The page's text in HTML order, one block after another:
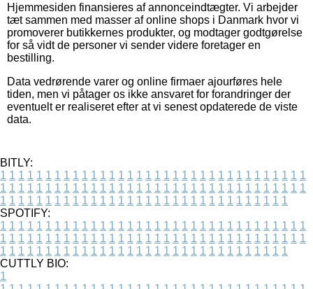
Hjemmesiden finansieres af annonceindtægter. Vi arbejder
tæt sammen med masser af online shops i Danmark hvor vi
promoverer butikkernes produkter, og modtager godtgørelse
for så vidt de personer vi sender videre foretager en
bestilling.
Data vedrørende varer og online firmaer ajourføres hele
tiden, men vi påtager os ikke ansvaret for forandringer der
eventuelt er realiseret efter at vi senest opdaterede de viste
data.
BITLY:
1 1 1 1 1 1 1 1 1 1 1 1 1 1 1 1 1 1 1 1 1 1 1 1 1 1 1 1 1 1 1 1 1 1
1 1 1 1 1 1 1 1 1 1 1 1 1 1 1 1 1 1 1 1 1 1 1 1 1 1 1 1 1 1 1 1 1 1
1 1 1 1 1 1 1 1 1 1 1 1 1 1 1 1 1 1 1 1 1 1 1 1 1 1 1 1 1 1 1 1
SPOTIFY:
1 1 1 1 1 1 1 1 1 1 1 1 1 1 1 1 1 1 1 1 1 1 1 1 1 1 1 1 1 1 1 1 1 1
1 1 1 1 1 1 1 1 1 1 1 1 1 1 1 1 1 1 1 1 1 1 1 1 1 1 1 1 1 1 1 1 1 1
1 1 1 1 1 1 1 1 1 1 1 1 1 1 1 1 1 1 1 1 1 1 1 1 1 1 1 1 1 1 1 1
CUTTLY BIO:
1